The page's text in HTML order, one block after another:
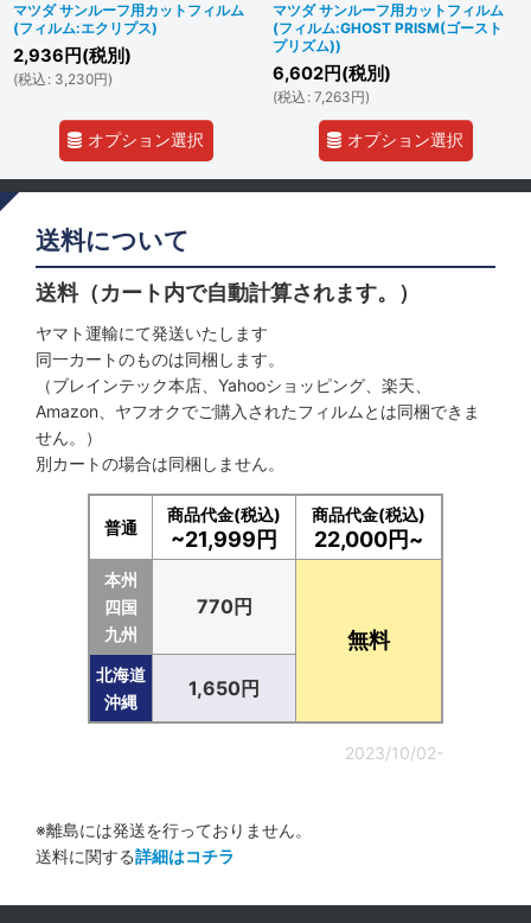
マツダ サンルーフ用カットフィルム
(フィルム:エクリプス)
2,936 円(税別)
(税込 : 3,230円)
オプション選択
マツダ サンルーフ用カットフィルム
(フィルム:GHOST PRISM(ゴースト
プリズム))
6,602円(税別)
(税込 : 7,263円)
オプション選択
送料について
送料（カート内で自動計算されます。）
ヤマト運輸にて発送いたします
同一カートのものは同梱します。
（ブレインテック本店、Yahooショッピング、楽天、
Amazon、ヤフオクでご購入されたフィルムとは同梱できま
せん。）
別カートの場合は同梱しません。
普通
商品代金(税込)
~21,999円
商品代金(税込)
22,000円~
本州
四国
九州
770円
無料
北海道
沖縄
1,650円
2023/10/02-
※離島には発送を行っておりません。
送料に関する詳細はコチラ